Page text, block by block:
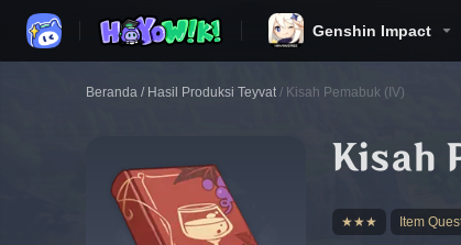
Genshin Impact
Beranda / Hasil Produksi Teyvat / Kisah Pemabuk (IV)
Kisah
★★★ Item